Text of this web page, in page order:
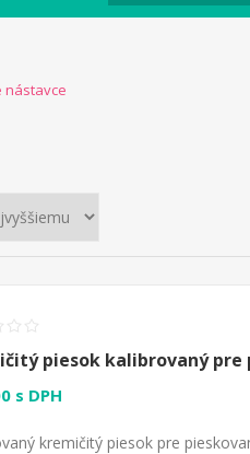
nástavce
piesok kalibrovaný pre
s DPH
kremičitý piesok pre